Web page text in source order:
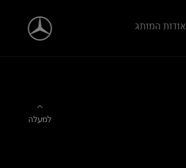
אודות המותג
למעלה